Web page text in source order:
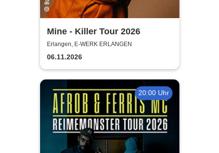
Mine - Killer Tour 2026
Erlangen, E-WERK ERLANGEN
06.11.2026
20:00 Uhr